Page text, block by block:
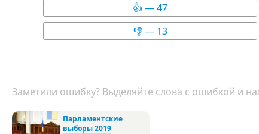
👍 — 47
👎 — 13
Заметили ошибку? Выделяйте слова с ошибкой и
Парламентские
выборы 2019